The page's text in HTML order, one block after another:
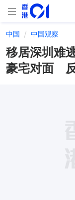
中国 中国观察
移居深圳难
豪宅对面